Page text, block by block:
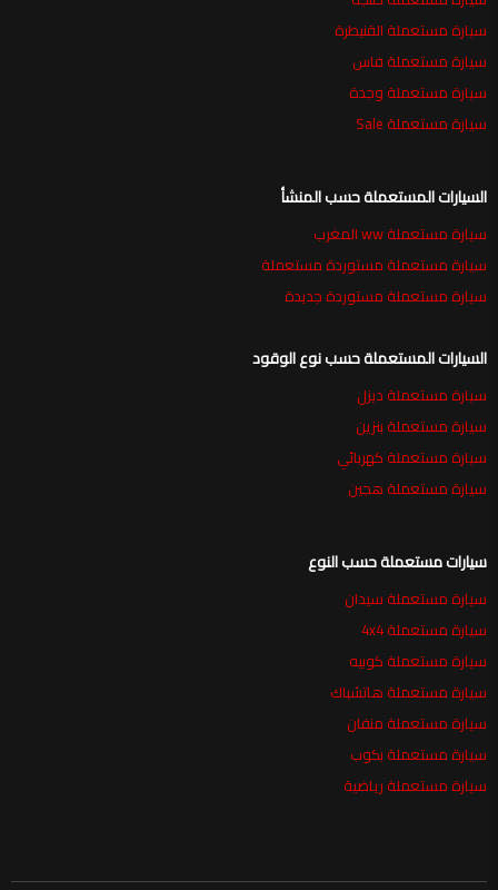
سيارة مستعملة القنيطرة
سيارة مستعملة فاس
سيارة مستعملة وجدة
سيارة مستعملة Sale
السيارات المستعملة حسب المنشأ
سيارة مستعملة ww المغرب
سيارة مستعملة مستوردة مستعملة
سيارة مستعملة مستوردة جديدة
السيارات المستعملة حسب نوع الوقود
سيارة مستعملة ديزل
سيارة مستعملة بنزين
سيارة مستعملة كهربائي
سيارة مستعملة هجين
سيارات مستعملة حسب النوع
سيارة مستعملة سيدان
سيارة مستعملة 4x4
سيارة مستعملة كوبيه
سيارة مستعملة هاتشباك
سيارة مستعملة منفان
سيارة مستعملة بكوب
سيارة مستعملة رياضية